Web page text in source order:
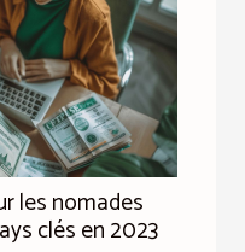
les nomades
clés en 2023